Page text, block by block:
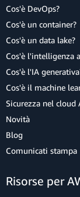
Cos'è DevOps?
Cos'è un container?
Cos'è un data lake?
Cos'è l'intelligenza
Cos'è l'IA
Cos'è il machine
Sicurezza nel cloud
Novità
Blog
Comunicati stampa
Risorse per